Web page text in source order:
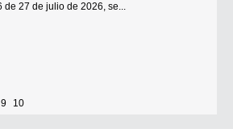
de 27 de julio de 2026, se...
9 10